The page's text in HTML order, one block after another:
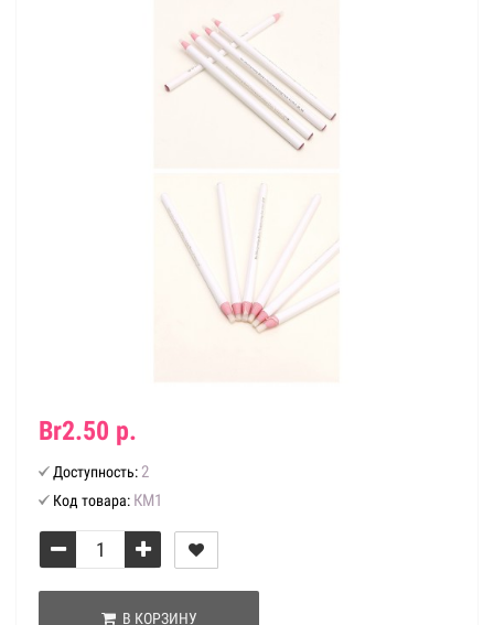
Br2.50 р.
Доступность: 2
Код товара: КМ1
В КОРЗИНУ